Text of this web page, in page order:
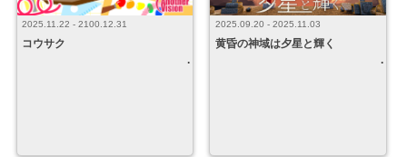
2025.11.22 - 2100.12.31
コウサク
2025.09.20 - 2025.11.03
黄昏の神域は夕星と輝く